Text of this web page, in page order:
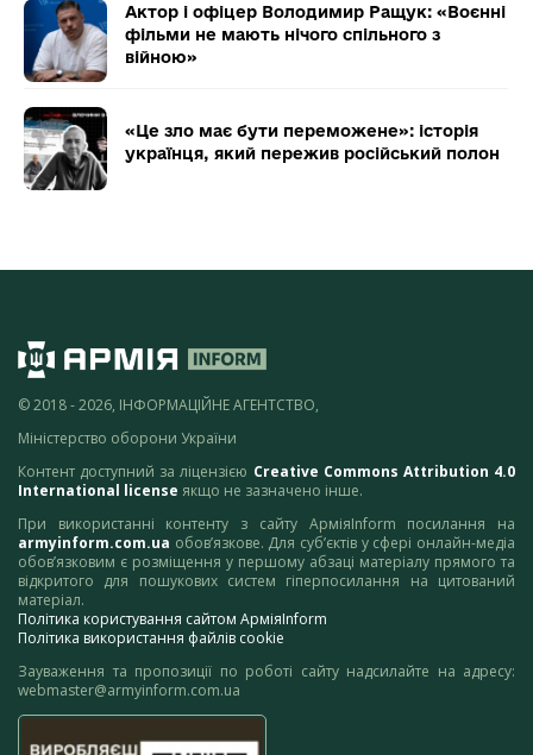
Актор і офіцер Володимир Ращук: «Воєнні
фільми не мають нічого спільного з
війною»
«Це зло має бути переможене»: історія
українця, який пережив російський полон
© 2018 - 2026, ІНФОРМАЦІЙНЕ АГЕНТСТВО,
Міністерство оборони України
Контент доступний за ліцензією Creative Commons Attribution 4.0
International license якщо не зазначено інше.
При використанні контенту з сайту АрміяInform посилання на
armyinform.com.ua обов’язкове. Для суб’єктів у сфері онлайн-медіа
обов’язковим є розміщення у першому абзаці матеріалу прямого та
відкритого для пошукових систем гіперпосилання на цитований
матеріал.
Політика користування сайтом АрміяInform
Політика використання файлів cookie
Зауваження та пропозиції по роботі сайту надсилайте на адресу:
webmaster@armyinform.com.ua